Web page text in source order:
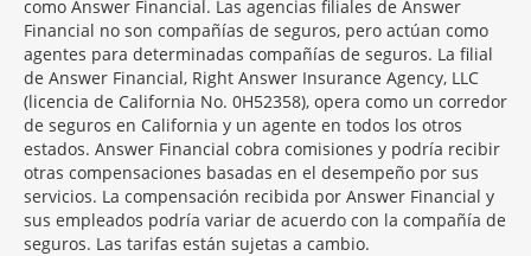
como Answer Financial. Las agencias filiales de Answer
Financial no son compañías de seguros, pero actúan como
agentes para determinadas compañías de seguros. La filial
de Answer Financial, Right Answer Insurance Agency, LLC
(licencia de California No. 0H52358), opera como un corredor
de seguros en California y un agente en todos los otros
estados. Answer Financial cobra comisiones y podría recibir
otras compensaciones basadas en el desempeño por sus
servicios. La compensación recibida por Answer Financial y
sus empleados podría variar de acuerdo con la compañía de
seguros. Las tarifas están sujetas a cambio.